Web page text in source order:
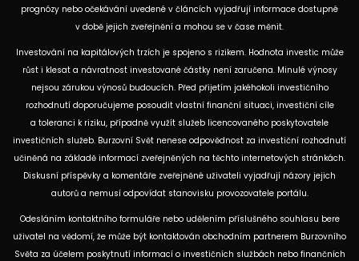
prognózy nebo očekávání uvedené v článcích vyjadřují informace dostupné
v době jejich zveřejnění a mohou se v čase měnit.
Investování na kapitálových trzích je spojeno s rizikem. Hodnota investic může
růst i klesat a návratnost investované částky není zaručena. Minulé výnosy
nejsou zárukou výnosů budoucích. Před přijetím jakéhokoli investičního
rozhodnutí doporučujeme posoudit vlastní finanční situaci, investiční cíle
a toleranci k riziku, případně využít služeb licencovaného poskytovatele
investičních služeb. Burzovní Svět nenese odpovědnost za investiční rozhodnutí
učiněná na základě informací zveřejněných na těchto internetových stránkách.
Diskusní příspěvky a komentáře zveřejněné uživateli vyjadřují názory jejich
autorů a nemusí odpovídat stanovisku provozovatele portálu.
Odesláním kontaktního formuláře nebo udělením příslušného souhlasu bere
uživatel na vědomí, že může být kontaktován obchodním partnerem Burzovního
Světa za účelem poskytnutí informací o investičních službách nebo finančních